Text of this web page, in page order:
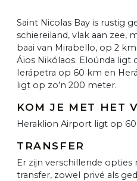
Saint Nicolas Bay is rustig
schiereiland, vlak aan zee,
baai van Mirabello, op 2
Áïos Nikólaos. Eloúnda
Ierápetra op 60 km en
ligt op zo’n 200 meter.
KOM JE MET HET
Heraklion Airport ligt op
TRANSFER
Er zijn verschillende
transfer, zowel privé als